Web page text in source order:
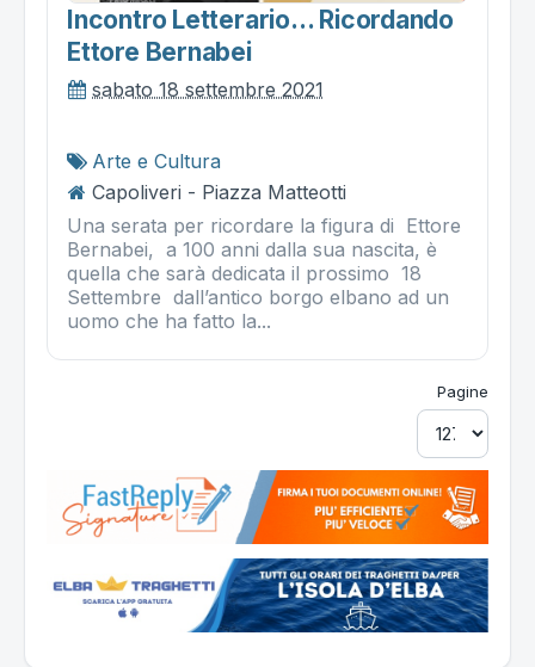
Incontro Letterario... Ricordando
Ettore Bernabei
sabato 18 settembre 2021
Arte e Cultura
Capoliveri - Piazza Matteotti
Una serata per ricordare la figura di Ettore
Bernabei, a 100 anni dalla sua nascita, è
quella che sarà dedicata il prossimo 18
Settembre dall’antico borgo elbano ad un
uomo che ha fatto la...
Pagine